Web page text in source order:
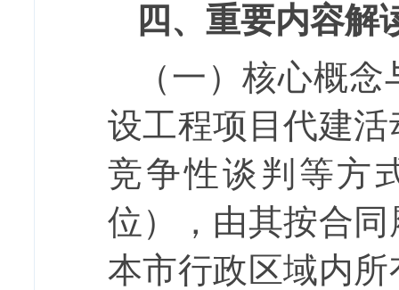
四、重要内容解
（一）核心概念
设工程项目代建
竞争性谈判等方
位），由其按合
本市行政区域内